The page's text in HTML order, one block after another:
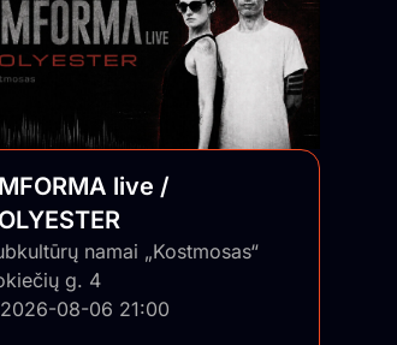
live /
namai „Kostmosas“
g. 4
08-06 21:00